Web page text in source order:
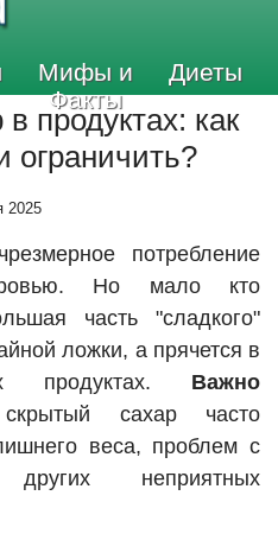
Мифы и
Факты
Диеты
продуктах: как
ограничить?
2025
потребление
Но мало кто
часть "сладкого"
ложки, а прячется в
продуктах. Важно
сахар часто
веса, проблем с
неприятных